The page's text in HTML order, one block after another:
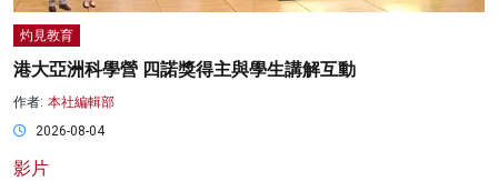
灼見教育
港大亞洲科學營 四諾獎得主與學生講解互動
作者: 本社編輯部
2026-08-04
影片